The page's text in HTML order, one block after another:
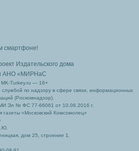
смартфоне!
Издательского дома
АНО «МИРНаС
Turkey.ru — 16+
по надзору в сфере связи, информационных
(Роскомнадзор).
Эл № ФС 77-66061 от 10.06.2016 г.
«Московский Комсомолец»
дом 25, строение 1.